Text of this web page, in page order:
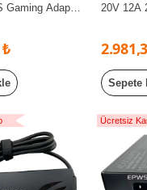
Gaming Adaptör
20V 12A
Sepete
Ücretsiz